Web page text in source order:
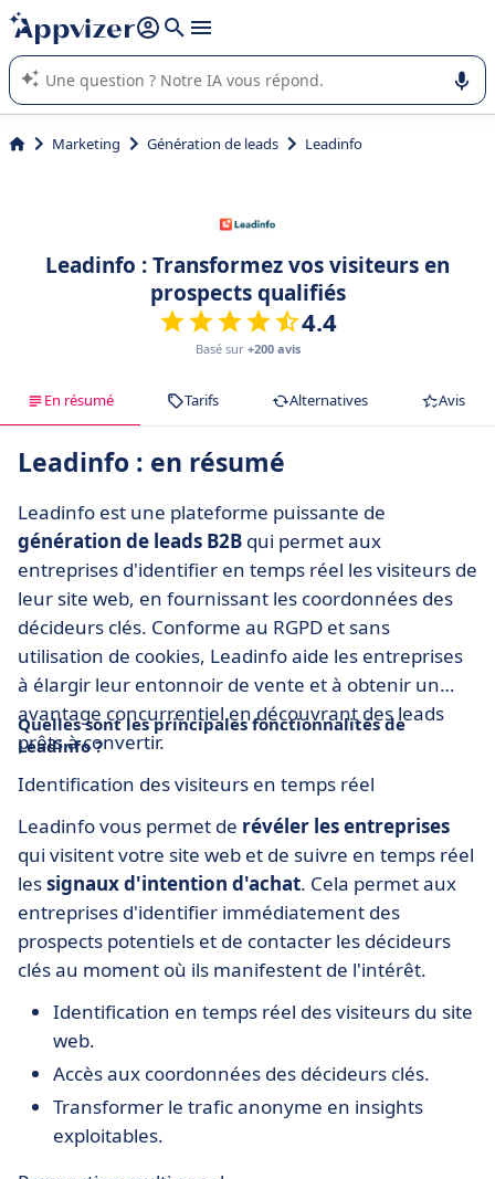
répondre (plusieurs lignes avec
L'IA de Appvizer vous guide dans l'utilisation ou la sélection de
logiciel SaaS en entreprise.
Marketing Génération de leads Leadinfo
Leadinfo : Transformez vos visiteurs en
prospects qualifiés
4.4
Basé sur +200 avis
En résumé Tarifs Alternatives Avis
Leadinfo : en résumé
Leadinfo est une plateforme puissante de
génération de leads B2B qui permet aux
entreprises d'identifier en temps réel les visiteurs de
leur site web, en fournissant les coordonnées des
décideurs clés. Conforme au RGPD et sans
utilisation de cookies, Leadinfo aide les entreprises
à élargir leur entonnoir de vente et à obtenir un
avantage concurrentiel en découvrant des leads
prêts à convertir.
Quelles sont les principales fonctionnalités de
Leadinfo ?
Identification des visiteurs en temps réel
Leadinfo vous permet de révéler les entreprises
qui visitent votre site web et de suivre en temps réel
lessignaux d'intention d'achat. Cela permet aux
entreprises d'identifier immédiatement des
prospects potentiels et de contacter les décideurs
clés au moment où ils manifestent de l'intérêt.
Identification en temps réel des visiteurs du site
web.
Accès aux coordonnées des décideurs clés.
Transformer le trafic anonyme en insights
exploitables.